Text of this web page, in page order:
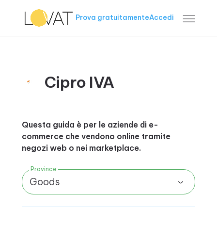
Prova gratuitamenteAccedi
Cipro IVA
Questa guida è per le aziende di e-
commerce che vendono online tramite
negozi web o nei marketplace.
Province
Goods